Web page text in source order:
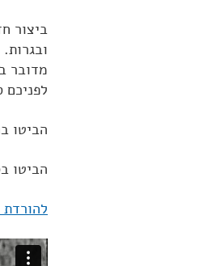
ביצור
מדובר
הביטו
הביטו